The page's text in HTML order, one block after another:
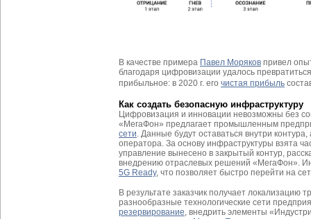
В качестве примера Павел Моряков привел
благодаря цифровизации удалось
прибыльное: в 2020 г. его чистая прибыль
Как создать безопасную инфраструктуру
Цифровизация и инновации невозможны без
«МегаФон» предлагает промышленным
сети. Данные будут оставаться внутри
оператора. За основу инфраструктуры взята
управление вынесено в закрытый контур,
внедрению отраслевых решений «МегаФон».
5G Ready, что позволяет быстро перейти на
В результате заказчик получает локализацию
разнообразные технологические сети
резервирование, внедрить элементы